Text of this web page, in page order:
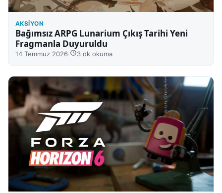
AKSIYON
Bağımsız ARPG Lunarium Çıkış Tarihi Yeni
Fragmanla Duyuruldu
14 Temmuz 2026· 3 dk okuma